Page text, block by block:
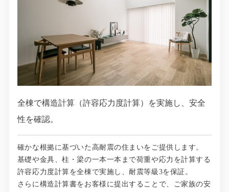
全棟で構造計算（許容応力度計算）を実施し、安全
性を確認。
確かな根拠に基づいた高耐震の住まいをご提供します。
基礎や金具、柱・梁の一本一本まで荷重や応力を計算する
許容応力度計算を全棟で実施し、耐震等級3を保証。
さらに構造計算書をお客様に提出することで、ご家族の安